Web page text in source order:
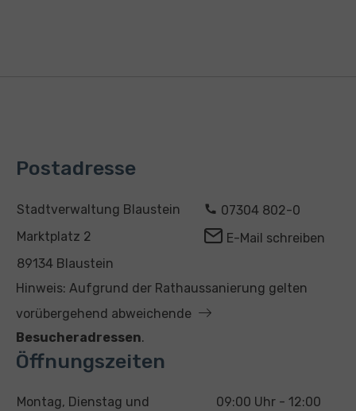
Postadresse
A
d
r
e
K
o
n
t
Stadtverwaltung Blaustein
07304 802-0
Marktplatz 2
E-Mail schreiben
89134 Blaustein
Hinweis: Aufgrund der Rathaussanierung gelten
vorübergehend abweichende
Besucheradressen.
Öffnungszeiten
T
U
Montag, Dienstag und
09:00 Uhr - 12:00